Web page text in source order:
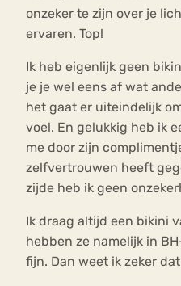
onzeker te zijn over je
ervaren. Top!
Ik heb eigenlijk geen
je je wel eens af wat
het gaat er uiteindelijk
voel. En gelukkig heb ik
me door zijn
zelfvertrouwen heeft
zijde heb ik geen
Ik draag altijd een bikini
hebben ze namelijk in
fijn. Dan weet ik zeker